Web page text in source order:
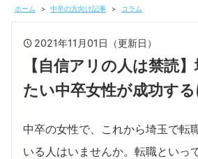
ホーム 中卒の方向け記事 コラム
2021年11月01日（更新日）
【自信アリの人は禁読
たい中卒女性が成功す
中卒の女性で、これから埼玉で転
いる人はいませんか。転職といっ